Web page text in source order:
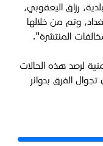
رزاق اليعقوبي،
وتم من خلالها
المنتشرة".
لرصد هذه الحالات
الفرق بدوائر